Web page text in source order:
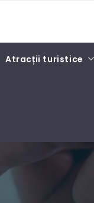
Atracții turistice